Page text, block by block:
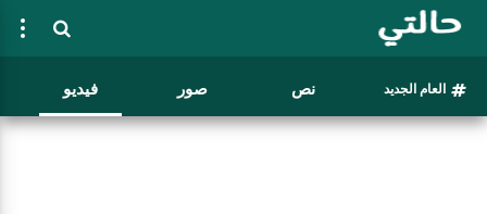
العام الجديد نص صور فيديو